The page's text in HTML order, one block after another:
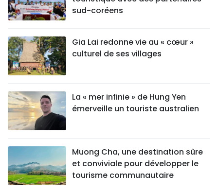
sud-coréens
Gia Lai redonne vie au « cœur »
culturel de ses villages
La « mer infinie » de Hung Yen
émerveille un touriste australien
Muong Cha, une destination sûre
et conviviale pour développer le
tourisme communautaire